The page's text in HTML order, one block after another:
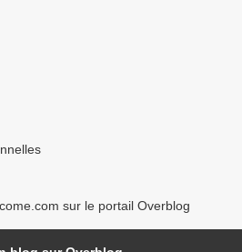
sur le portail Overblog